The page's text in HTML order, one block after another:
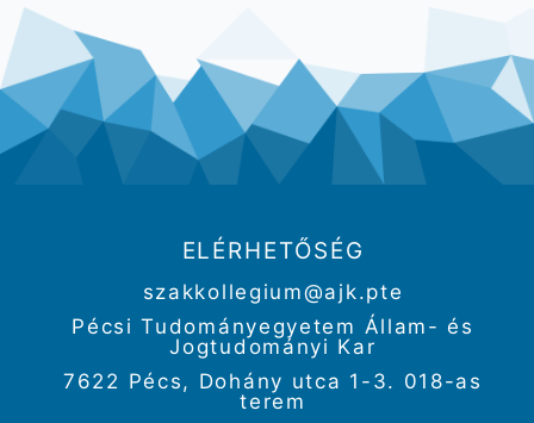
ELÉRHETŐSÉG
szakkollegium@ajk.pte
Pécsi Tudományegyetem Állam- és
Jogtudományi Kar
7622 Pécs, Dohány utca 1-3. 018-as
terem